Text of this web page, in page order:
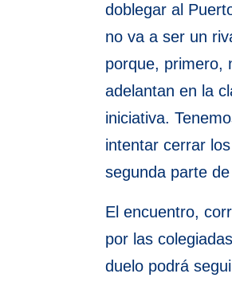
doblegar al
no va a ser un
porque, primero,
adelantan en la
iniciativa.
intentar cerrar
segunda parte
El encuentro,
por las
duelo podrá